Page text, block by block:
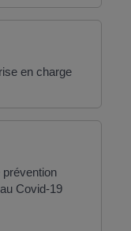
en charge
Covid-19